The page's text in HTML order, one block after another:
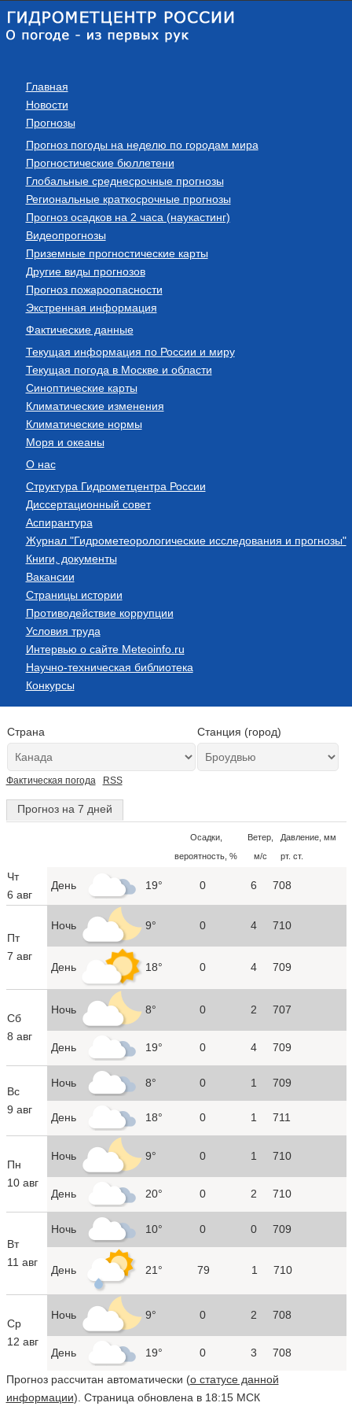
Главная
Новости
Прогнозы
Прогноз погоды на неделю по городам мира
Прогностические бюллетени
Глобальные среднесрочные прогнозы
Региональные краткосрочные прогнозы
Прогноз осадков на 2 часа (наукастинг)
Видеопрогнозы
Приземные прогностические карты
Другие виды прогнозов
Прогноз пожароопасности
Экстренная информация
Фактические данные
Текущая информация по России и миру
Текущая погода в Москве и области
Синоптические карты
Климатические изменения
Климатические нормы
Моря и океаны
О нас
Структура Гидрометцентра России
Диссертационный совет
Аспирантура
Журнал "Гидрометеорологические исследования и прогнозы"
Книги, документы
Вакансии
Страницы истории
Противодействие коррупции
Условия труда
Интервью о сайте Meteoinfo.ru
Научно-техническая библиотека
Конкурсы
Страна Станция (город)
Фактическая погода RSS
Прогноз на 7 дней
Осадки,
вероятность, %
Ветер,
м/с
Давление, мм
рт. ст.
Чт
6 авг
День 19° 0 6 708
Пт
7 авг
Ночь 9° 0 4 710
День 18° 0 4 709
Сб
8 авг
Ночь 8° 0 2 707
День 19° 0 4 709
Вс
9 авг
Ночь 8° 0 1 709
День 18° 0 1 711
Пн
10 авг
Ночь 9° 0 1 710
День 20° 0 2 710
Вт
11 авг
Ночь 10° 0 0 709
День 21° 79 1 710
Ср
12 авг
Ночь 9° 0 2 708
День 19° 0 3 708
Прогноз рассчитан автоматически (о статусе данной
информации). Страница обновлена в 18:15 МСК